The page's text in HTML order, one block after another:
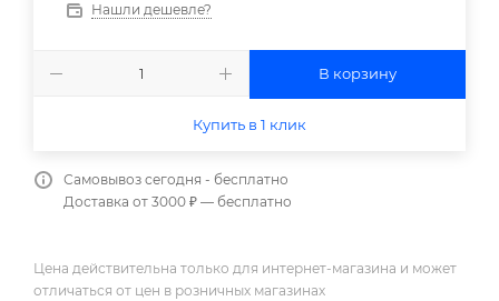
Нашли дешевле?
В корзину
Купить в 1 клик
Самовывоз сегодня - бесплатно
Доставка от 3000 ₽ — бесплатно
Цена действительна только для интернет-магазина и может
отличаться от цен в розничных магазинах